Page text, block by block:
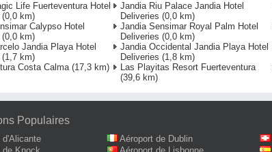
Life Fuerteventura Hotel
(0,0 km)
Jandia Riu Palace Jandia Hotel
Deliveries (0,0 km)
Calypso Hotel
(0,0 km)
Jandia Sensimar Royal Palm Hotel
Deliveries (0,0 km)
Jandia Playa Hotel
(1,7 km)
Jandia Occidental Jandia Playa Hotel
Deliveries (1,8 km)
Costa Calma(17,3 km)
Las Playitas Resort Fuerteventura
(39,6 km)
Populaires
d'Alicante Aéroport de Dublin